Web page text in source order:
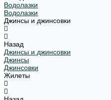
Водолазки
Водолазки
Джинсы и джинсовки
Назад
Джинсы и джинсовки
Джинсы
Джинсовки
Жилеты